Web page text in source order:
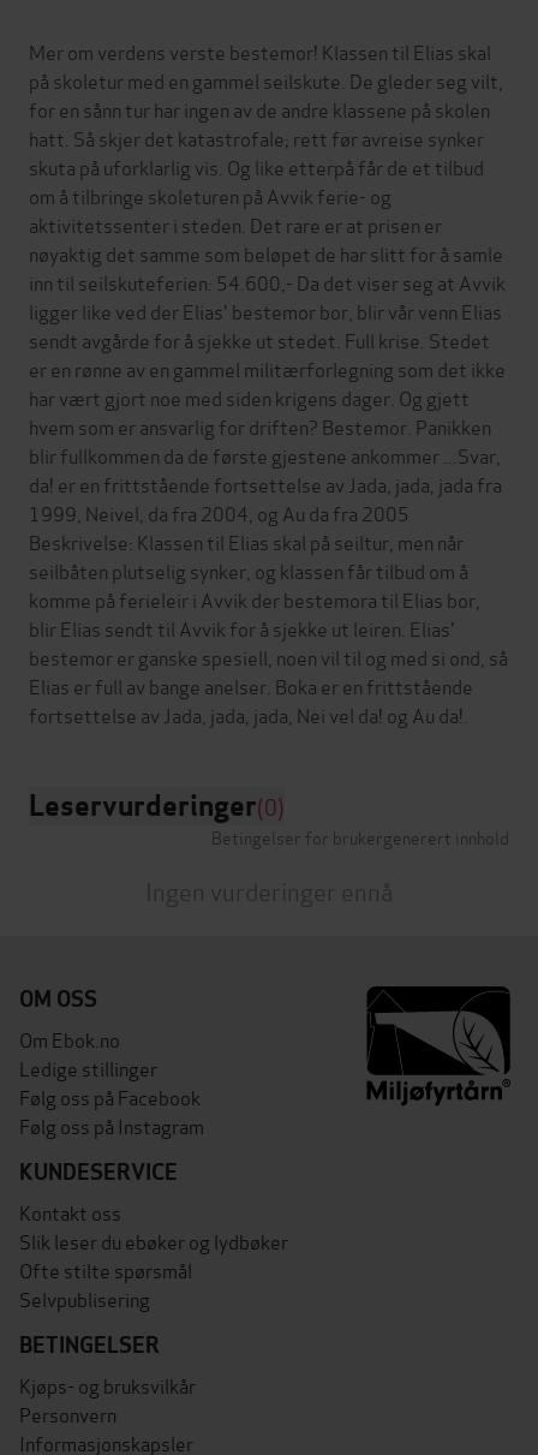
Mer om verdens verste bestemor! Klassen til Elias skal
på skoletur med en gammel seilskute. De gleder seg vilt,
for en sånn tur har ingen av de andre klassene på skolen
hatt. Så skjer det katastrofale; rett før avreise synker
skuta på uforklarlig vis. Og like etterpå får de et tilbud
om å tilbringe skoleturen på Avvik ferie- og
aktivitetssenter i steden. Det rare er at prisen er
nøyaktig det samme som beløpet de har slitt for å samle
inn til seilskuteferien: 54.600,- Da det viser seg at Avvik
ligger like ved der Elias' bestemor bor, blir vår venn Elias
sendt avgårde for å sjekke ut stedet. Full krise. Stedet
er en rønne av en gammel militærforlegning som det ikke
har vært gjort noe med siden krigens dager. Og gjett
hvem som er ansvarlig for driften? Bestemor. Panikken
blir fullkommen da de første gjestene ankommer ...Svar,
da! er en frittstående fortsettelse av Jada, jada, jada fra
1999, Neivel, da fra 2004, og Au da fra 2005
Beskrivelse: Klassen til Elias skal på seiltur, men når
seilbåten plutselig synker, og klassen får tilbud om å
komme på ferieleir i Avvik der bestemora til Elias bor,
blir Elias sendt til Avvik for å sjekke ut leiren. Elias'
bestemor er ganske spesiell, noen vil til og med si ond, så
Elias er full av bange anelser. Boka er en frittstående
Leservurderinger(0)
Betingelser for brukergenerert innhold
Ingen vurderinger ennå
OM OSS
Om Ebok.no
Ledige stillinger
Følg oss på Facebook
Følg oss på Instagram
KUNDESERVICE
Kontakt oss
Slik leser du ebøker og lydbøker
Ofte stilte spørsmål
Selvpublisering
BETINGELSER
Kjøps- og bruksvilkår
Personvern
Informasjonskapsler